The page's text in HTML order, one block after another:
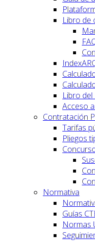
Libro de
Libro del
Acceso
Contratación
Tarifas
Pliegos
Normativa
Guías
Normas